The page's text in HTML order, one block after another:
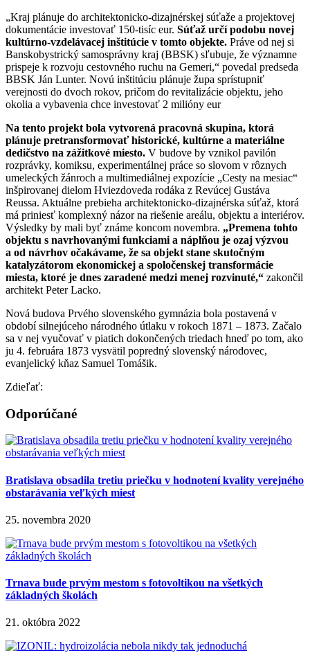
„Kraj plánuje do architektonicko-dizajnérskej súťaže a projektovej
dokumentácie investovať 150-tisíc eur. Súťaž určí podobu novej
kultúrno-vzdelávacej inštitúcie v tomto objekte. Práve od nej si
Banskobystrický samosprávny kraj (BBSK) sľubuje, že významne
prispeje k rozvoju cestovného ruchu na Gemeri,“ povedal predseda
BBSK Ján Lunter. Novú inštitúciu plánuje župa sprístupniť
verejnosti do dvoch rokov, pričom do revitalizácie objektu, jeho
okolia a vybavenia chce investovať 2 milióny eur
Na tento projekt bola vytvorená pracovná skupina, ktorá
plánuje pretransformovať historické, kultúrne a materiálne
dedičstvo na zážitkové miesto. V budove by vznikol pavilón
rozprávky, komiksu, experimentálnej práce so slovom v rôznych
umeleckých žánroch a multimediálnej expozície „Cesty na mesiac“
inšpirovanej dielom Hviezdoveda rodáka z Revúcej Gustáva
Reussa. Aktuálne prebieha architektonicko-dizajnérska súťaž, ktorá
má priniesť komplexný názor na riešenie areálu, objektu a interiérov.
Výsledky by mali byť známe koncom novembra. „Premena tohto
objektu s navrhovanými funkciami a náplňou je ozaj výzvou
a od návrhov očakávame, že sa objekt stane skutočným
katalyzátorom ekonomickej a spoločenskej transformácie
miesta, ktoré je dnes zaradené medzi menej rozvinuté,“ zakončil
architekt Peter Lacko.
Nová budova Prvého slovenského gymnázia bola postavená v
období silnejúceho národného útlaku v rokoch 1871 – 1873. Začalo
sa v nej vyučovať v piatich dokončených triedach hneď po tom, ako
ju 4. februára 1873 vysvätil popredný slovenský národovec,
evanjelický kňaz Samuel Tomášik.
Zdieľať:
Odporúčané
Bratislava obsadila tretiu priečku v hodnotení kvality verejného
obstarávania veľkých miest
25. novembra 2020
Trnava bude prvým mestom s fotovoltikou na všetkých
základných školách
21. októbra 2022